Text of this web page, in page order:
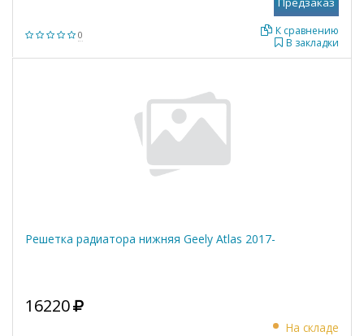
0
В закладки
К сравнению
Решетка радиатора нижняя Geely Atlas 2017-
16220
На складе